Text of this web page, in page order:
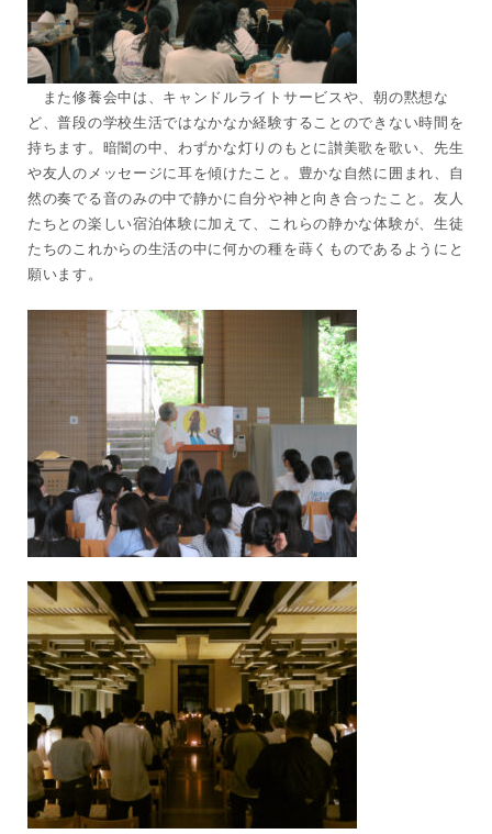
また修養会中は、キャンドルライトサービスや、朝の黙想な
ど、普段の学校生活ではなかなか経験することのできない時間を
持ちます。暗闇の中、わずかな灯りのもとに讃美歌を歌い、先生
や友人のメッセージに耳を傾けたこと。豊かな自然に囲まれ、自
然の奏でる音のみの中で静かに自分や神と向き合ったこと。友人
たちとの楽しい宿泊体験に加えて、これらの静かな体験が、生徒
たちのこれからの生活の中に何かの種を蒔くものであるようにと
願います。